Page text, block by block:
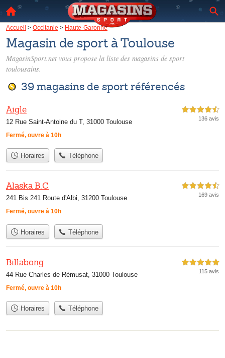
Accueil > Occitanie > Haute-Garonne
Magasin de sport à Toulouse
MagasinSport.net vous propose la liste des magasins de sport
toulousains.
39 magasins de sport référencés
Aigle
12 Rue Saint-Antoine du T, 31000 Toulouse
Fermé, ouvre à 10h
4,5 étoiles sur 5
136 avis
Horaires Téléphone
Alaska B.C
241 Bis 241 Route d'Albi, 31200 Toulouse
Fermé, ouvre à 10h
4,5 étoiles sur 5
169 avis
Horaires Téléphone
Billabong
44 Rue Charles de Rémusat, 31000 Toulouse
Fermé, ouvre à 10h
5,0 étoiles sur 5
115 avis
Horaires Téléphone